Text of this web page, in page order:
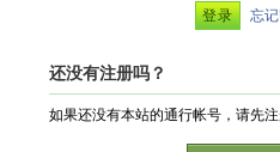
忘
还没有注册吗？
如果还没有本站的通行帐号，请先